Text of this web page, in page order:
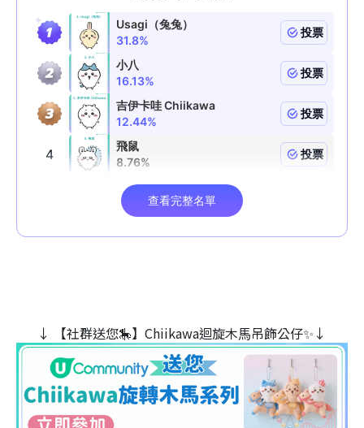
↓ 【社群送您🎠】Chiikawa迴旋木⾺吊飾公仔✨↓